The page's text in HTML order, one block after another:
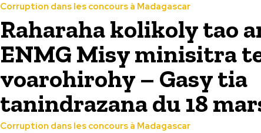
Corruption dans les concours à Madagascar
Raharaha kolikoly tao
ENMG Misy minisitra
voarohirohy – Gasy tia
tanindrazana du 18
Corruption dans les concours à Madagascar